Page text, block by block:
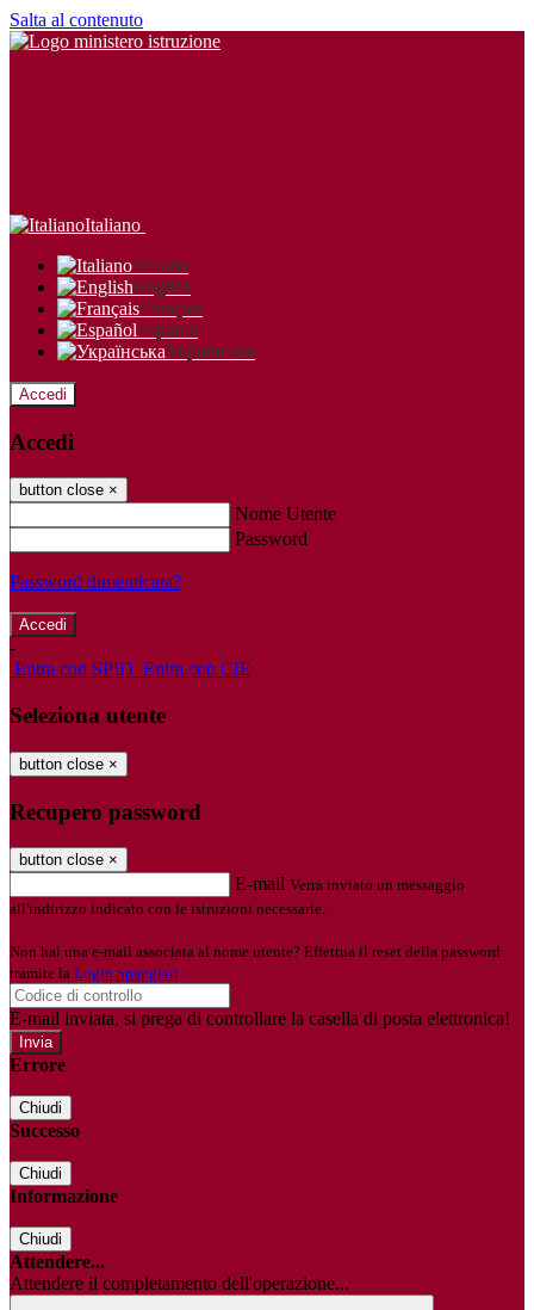
Salta al contenuto
Italiano
Italiano
English
Français
Español
Українська
Accedi
Accedi
button close ×
Nome Utente
Password
Password dimenticata?
-
Entra con SPID Entra con CIE
Seleziona utente
button close ×
Recupero password
button close ×
E-mail Verrà inviato un messaggio
all'indirizzo indicato con le istruzioni necessarie.
Non hai una e-mail associata al nome utente? Effettua il reset della password
tramite la Login Spaggiari
E-mail inviata, si prega di controllare la casella di posta elettronica!
Errore
Chiudi
Successo
Chiudi
Informazione
Chiudi
Attendere...
Attendere il completamento dell'operazione...